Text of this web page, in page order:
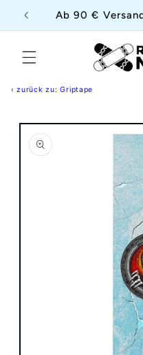
zum
Inhalt
Ab 90 €
‹ zurück zu: Griptape